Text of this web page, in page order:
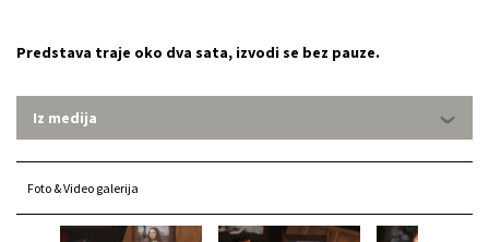
Predstava traje oko dva sata, izvodi se bez pauze.
Iz medija
Foto & Video galerija